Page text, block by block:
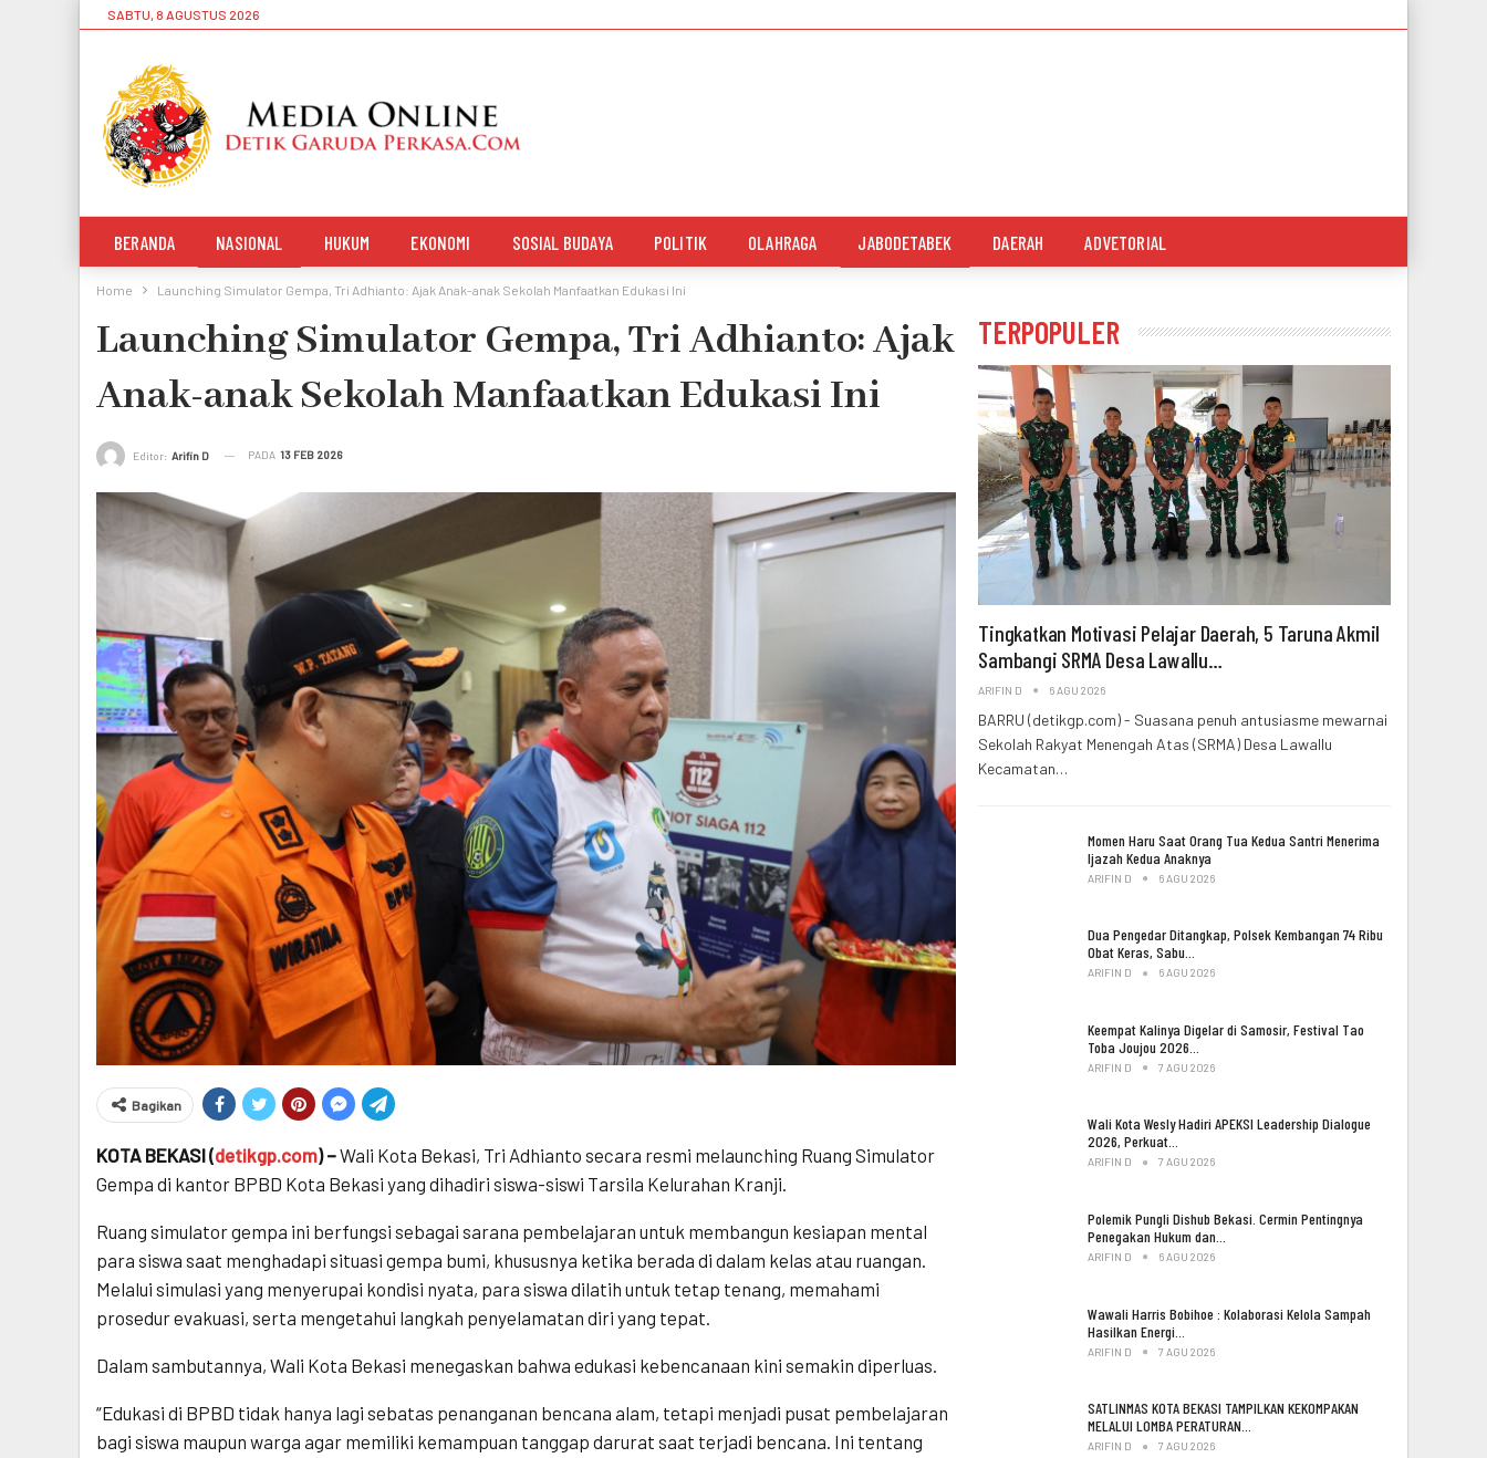
SABTU, 8 AGUSTUS 2026
BERANDA NASIONAL HUKUM EKONOMI SOSIAL BUDAYA POLITIK OLAHRAGA JABODETABEK DAERAH ADVETORIAL
Home Launching Simulator Gempa, Tri Adhianto: Ajak Anak-anak Sekolah Manfaatkan Edukasi Ini
Launching Simulator Gempa, Tri Adhianto: Ajak
Anak-anak Sekolah Manfaatkan Edukasi Ini
Editor: Arifin D PADA 13 FEB 2026
Bagikan
KOTA BEKASI (detikgp.com) –Wali Kota Bekasi, Tri Adhianto secara resmi melaunching Ruang Simulator
Gempa di kantor BPBD Kota Bekasi yang dihadiri siswa-siswi Tarsila Kelurahan Kranji.
Ruang simulator gempa ini berfungsi sebagai sarana pembelajaran untuk membangun kesiapan mental
para siswa saat menghadapi situasi gempa bumi, khususnya ketika berada di dalam kelas atau ruangan.
Melalui simulasi yang menyerupai kondisi nyata, para siswa dilatih untuk tetap tenang, memahami
prosedur evakuasi, serta mengetahui langkah penyelamatan diri yang tepat.
Dalam sambutannya, Wali Kota Bekasi menegaskan bahwa edukasi kebencanaan kini semakin diperluas.
“Edukasi di BPBD tidak hanya lagi sebatas penanganan bencana alam, tetapi menjadi pusat pembelajaran
bagi siswa maupun warga agar memiliki kemampuan tanggap darurat saat terjadi bencana. Ini tentang
TERPOPULER
Tingkatkan Motivasi Pelajar Daerah, 5 Taruna Akmil
Sambangi SRMA Desa Lawallu…
ARIFIN D 6 AGU 2026
BARRU (detikgp.com) - Suasana penuh antusiasme mewarnai
Sekolah Rakyat Menengah Atas (SRMA) Desa Lawallu
Kecamatan…
Momen Haru Saat Orang Tua Kedua Santri Menerima
Ijazah Kedua Anaknya
ARIFIN D 6 AGU 2026
Dua Pengedar Ditangkap, Polsek Kembangan 74 Ribu
Obat Keras, Sabu…
ARIFIN D 6 AGU 2026
Keempat Kalinya Digelar di Samosir, Festival Tao
Toba Joujou 2026…
ARIFIN D 7 AGU 2026
Wali Kota Wesly Hadiri APEKSI Leadership Dialogue
2026, Perkuat…
ARIFIN D 7 AGU 2026
Polemik Pungli Dishub Bekasi. Cermin Pentingnya
Penegakan Hukum dan…
ARIFIN D 6 AGU 2026
Wawali Harris Bobihoe : Kolaborasi Kelola Sampah
Hasilkan Energi…
ARIFIN D 7 AGU 2026
SATLINMAS KOTA BEKASI TAMPILKAN KEKOMPAKAN
MELALUI LOMBA PERATURAN…
ARIFIN D 7 AGU 2026